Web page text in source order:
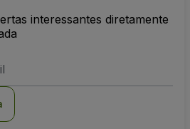
interessantes diretamente